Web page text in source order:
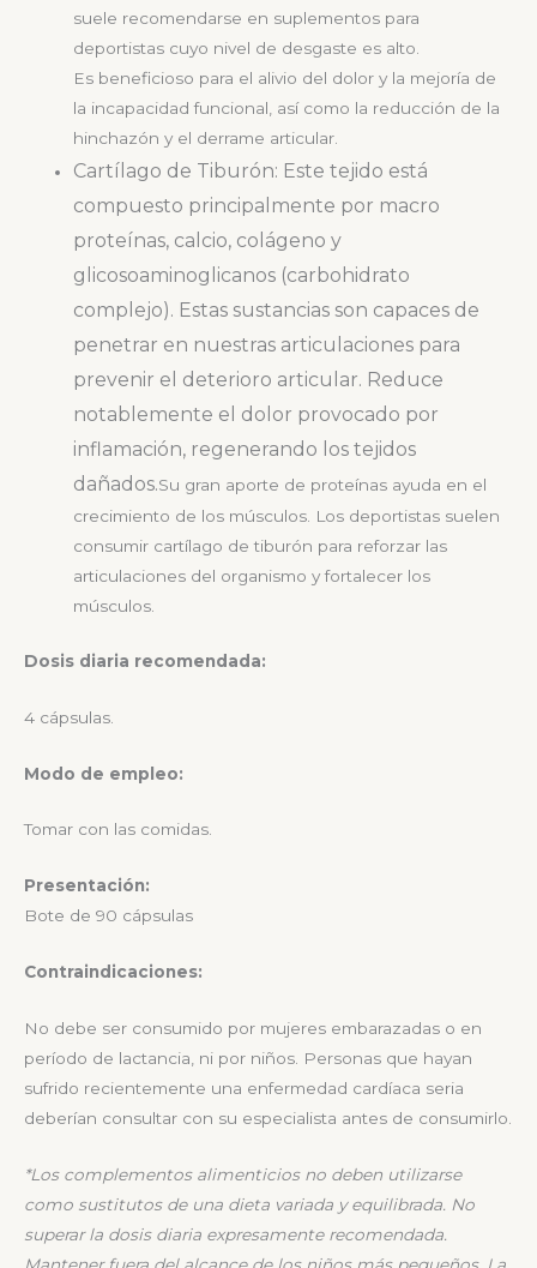
suele recomendarse en suplementos para
deportistas cuyo nivel de desgaste es alto.
Es beneficioso para el alivio del dolor y la mejoría de
la incapacidad funcional, así como la reducción de la
hinchazón y el derrame articular.
Cartílago de Tiburón: Este tejido está
compuesto principalmente por macro
proteínas, calcio, colágeno y
glicosoaminoglicanos (carbohidrato
complejo). Estas sustancias son capaces de
penetrar en nuestras articulaciones para
prevenir el deterioro articular. Reduce
notablemente el dolor provocado por
inflamación, regenerando los tejidos
dañados.Su gran aporte de proteínas ayuda en el
crecimiento de los músculos. Los deportistas suelen
consumir cartílago de tiburón para reforzar las
articulaciones del organismo y fortalecer los
músculos.
Dosis diaria recomendada:
4 cápsulas.
Modo de empleo:
Tomar con las comidas.
Presentación:
Bote de 90 cápsulas
Contraindicaciones:
No debe ser consumido por mujeres embarazadas o en
período de lactancia, ni por niños. Personas que hayan
sufrido recientemente una enfermedad cardíaca seria
deberían consultar con su especialista antes de consumirlo.
*Los complementos alimenticios no deben utilizarse
como sustitutos de una dieta variada y equilibrada. No
superar la dosis diaria expresamente recomendada.